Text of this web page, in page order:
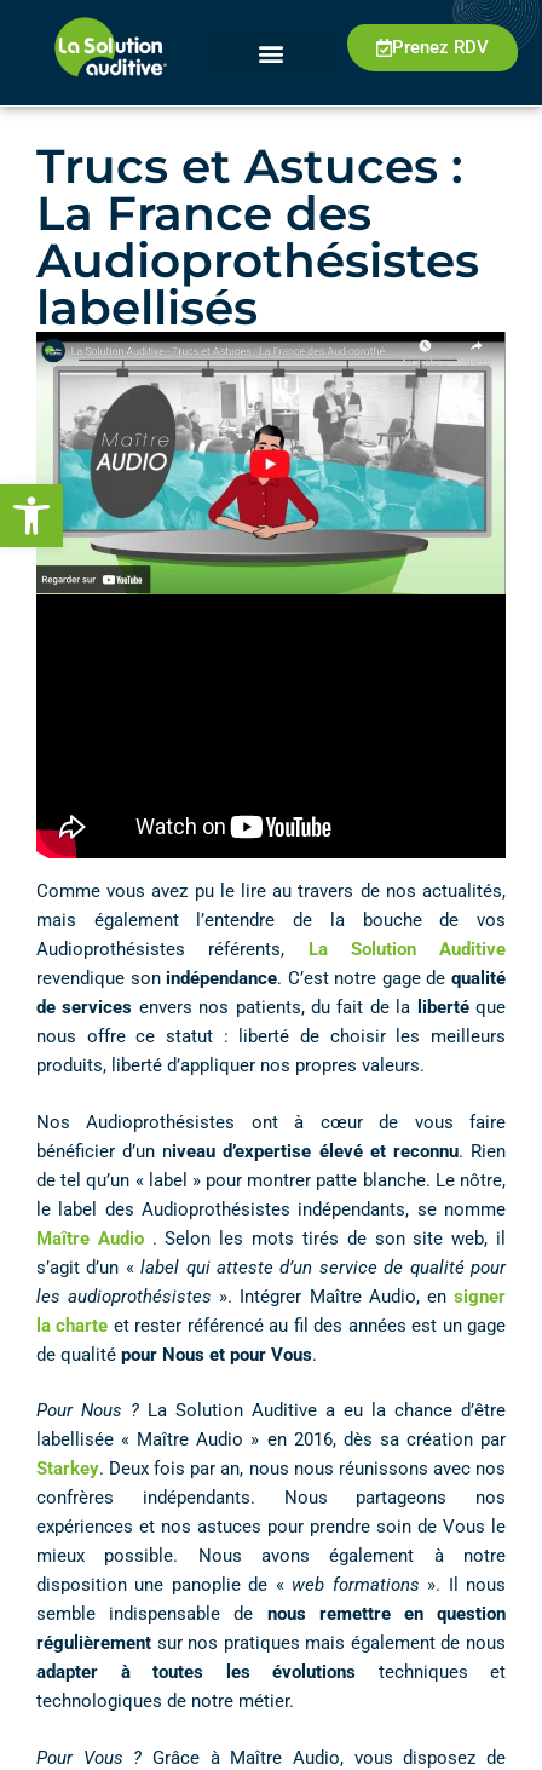
Ouvrir la barre d’outils
Prenez RDV
Trucs et Astuces :
La France des
Audioprothésistes
labellisés
Comme vous avez pu le lire au travers de nos actualités,
mais également l’entendre de la bouche de vos
Audioprothésistes référents,
La Solution Auditive
revendique son indépendance. C’est notre gage dequalité
de services envers nos patients, du fait de la libertéque
nous offre ce statut : liberté de choisir les meilleurs
produits, liberté d’appliquer nos propres valeurs.
Nos Audioprothésistes ont à cœur de vous faire
bénéficier d’un niveau d’expertise élevé et reconnu. Rien
de tel qu’un « label » pour montrer patte blanche. Le nôtre,
le label des Audioprothésistes indépendants, se nomme
Maître Audio . Selon les mots tirés de son site web, il
s’agit d’un «label qui atteste d’un service de qualité pour
les audioprothésistes ». Intégrer Maître Audio, ensigner
la charte et rester référencé au fil des années est un gage
de qualité pour Nous et pour Vous.
Pour Nous ? La Solution Auditive a eu la chance d’être
labellisée « Maître Audio » en 2016, dès sa création par
Starkey. Deux fois par an, nous nous réunissons avec nos
confrères indépendants. Nous partageons nos
expériences et nos astuces pour prendre soin de Vous le
mieux possible. Nous avons également à notre
disposition une panoplie de « web formations ». Il nous
semble indispensable de nous remettre en question
régulièrement sur nos pratiques mais également de nous
adapter à toutes les évolutions techniques et
technologiques de notre métier.
Pour Vous ? Grâce à Maître Audio, vous disposez de